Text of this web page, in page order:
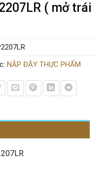
( mở trái
NẮP ĐẬY THỰC PHẨM